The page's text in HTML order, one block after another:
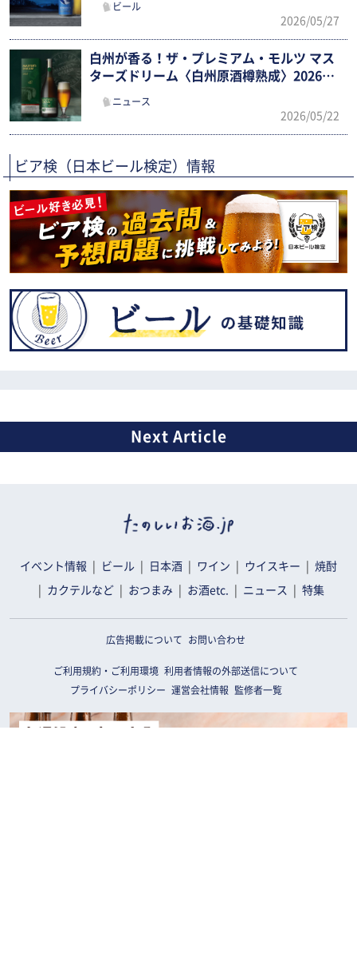
ビール
2026/05/27
白州が香る！ザ・プレミアム・モルツ マス
ターズドリーム〈白州原酒樽熟成〉2026限
ニュース
2026/05/22
ビア検（日本ビール検定）情報
イベント情報 ビール 日本酒 ワイン ウイスキー 焼酎
カクテルなど おつまみ お酒etc. ニュース 特集
広告掲載について お問い合わせ
ご利用規約・ご利用環境 利用者情報の外部送信について
プライバシーポリシー
運営会社情報 監修者一覧